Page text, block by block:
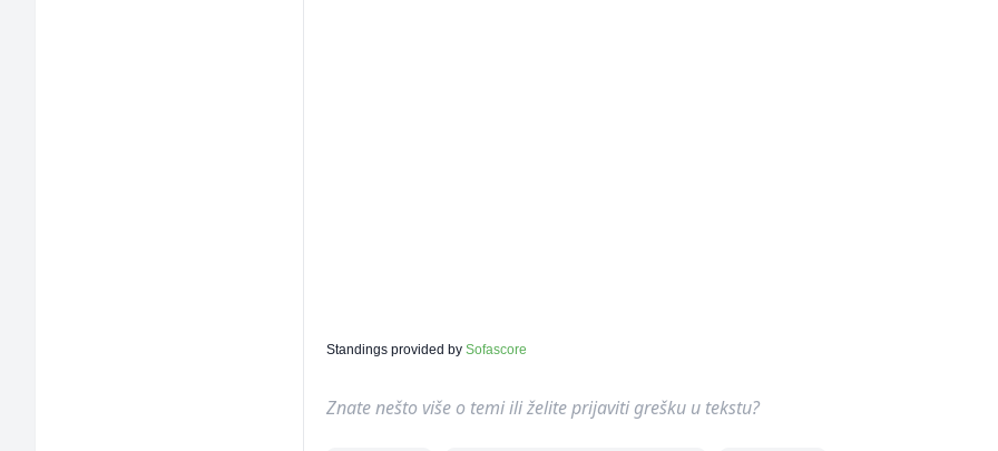
Standings provided bySofascore
Znate nešto više o temi ili želite prijaviti grešku u tekstu?